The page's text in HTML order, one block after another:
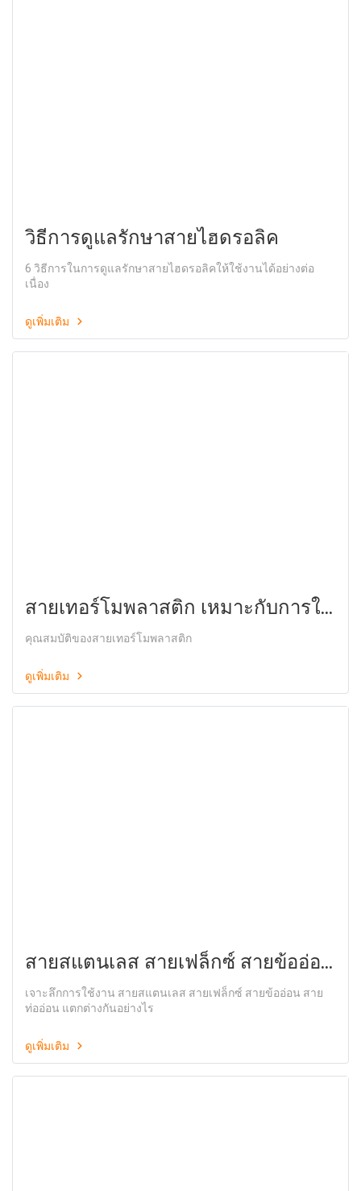
วิธีการดูแลรักษาสายไฮดรอลิค
6 วิธีการในการดูแลรักษาสายไฮดรอลิคให้ใช้งานได้อย่างต่อ
เนื่อง
ดูเพิ่มเติม
สายเทอร์โมพลาสติก เหมาะกับการใช้
งานลักษณะใด
คุณสมบัติของสายเทอร์โมพลาสติก
ดูเพิ่มเติม
สายสแตนเลส สายเฟล็กซ์ สายข้ออ่อน
สายท่ออ่อน แตกต่างกันอย่างไร
เจาะลึกการใช้งาน สายสแตนเลส สายเฟล็กซ์ สายข้ออ่อน สาย
ท่ออ่อน แตกต่างกันอย่างไร
ดูเพิ่มเติม